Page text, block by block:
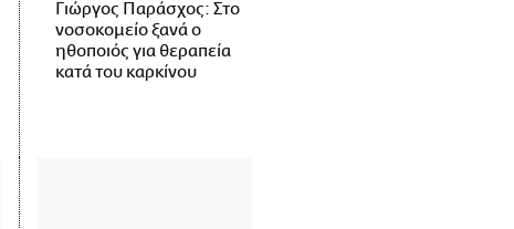
Γιώργος Παράσχος: Στο
νοσοκομείο ξανά ο
ηθοποιός για θεραπεία
κατά του καρκίνου